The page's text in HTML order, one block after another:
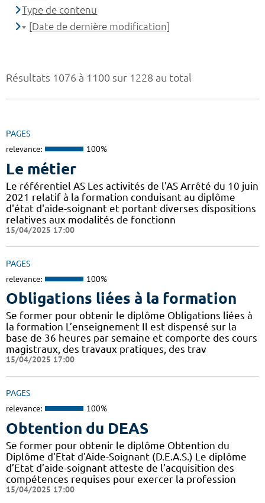
Résultats 1076 à 1100 sur 1228 au total
PAGES
relevance: 100%
Le métier
Le référentiel AS Les activités de l'AS Arrêté du 10 juin
2021 relatif à la formation conduisant au diplôme
d'état d'aide-soignant et portant diverses dispositions
relatives aux modalités de fonctionn
15/04/2025 17:00
PAGES
relevance: 100%
Obligations liées à la formation
Se former pour obtenir le diplôme Obligations liées à
la formation L’enseignement Il est dispensé sur la
base de 36 heures par semaine et comporte des cours
magistraux, des travaux pratiques, des trav
15/04/2025 17:00
PAGES
relevance: 100%
Obtention du DEAS
Se former pour obtenir le diplôme Obtention du
Diplôme d'Etat d'Aide-Soignant (D.E.A.S.) Le diplôme
d’Etat d’aide-soignant atteste de l’acquisition des
compétences requises pour exercer la profession
15/04/2025 17:00
Type de contenu
[Date de dernière modification]